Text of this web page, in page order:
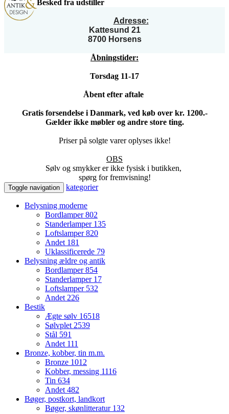
Besked fra udstiller
Adresse:
Kattesund 21
8700 Horsens
Åbningstider:
Torsdag 11-17
Åbent efter aftale
Gratis forsendelse i Danmark, ved køb over kr. 1200.-
Gælder ikke møbler og andre store ting.
Priser på solgte varer oplyses ikke!
OBS
Sølv og smykker er ikke fysisk i butikken,
spørg for fremvisning!
Toggle navigation kategorier
Belysning moderne
Bordlamper802
Standerlamper 135
Loftslamper820
Andet 181
Uklassificerede 79
Belysning ældre og antik
Bordlamper854
Standerlamper 17
Loftslamper 532
Andet 226
Bestik
Ægte sølv 16518
Sølvplet 2539
Stål 591
Andet 111
Bronze, kobber, tin m.m.
Bronze 1012
Kobber, messing 1116
Tin 634
Andet 482
Bøger, postkort, landkort
Bøger, skønlitteratur 132